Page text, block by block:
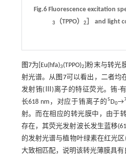
Fig.6 Fluorescence excitation
3 （TPPO）2 ］ and light
图7为[Eu(hfa)3(TPPO)2 ]粉末与转光
射光谱。从 图7可以看出，二者均
发射铕(Ⅲ)离子的特征荧光。铕-
长618 nm，对应于铕离子的5D0→7
射。而在相应的转光膜中，由于
存在，其荧光发射波长发生蓝移
的发射光谱与植物叶绿素在红光区
大致相匹配，说明该转光薄膜具有